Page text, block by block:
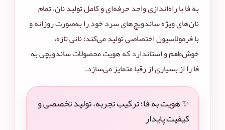
به فا با راه‌اندازی واحد حرفه‌ای و کامل تولید نان، تمام
نان‌های ویژه ساندویچ‌های سرد خود را به‌صورت روزانه و
با فرمولاسیون اختصاصی تولید می‌کند؛ نانی تازه،
خوش‌طعم و استاندارد که هویت محصولات ساندویچی به
فا را از بسیاری از رقبا متمایز می‌سازد.
✨ هویت به فا؛ ترکیب تجربه، تولید تخصصی و
کیفیت پایدار